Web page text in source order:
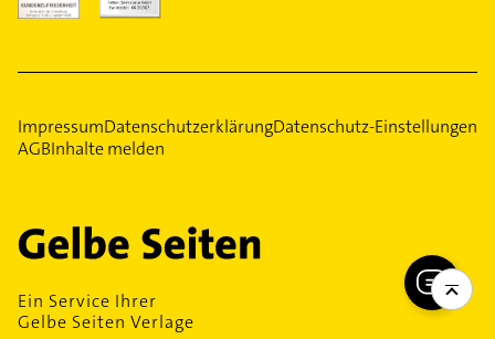
ImpressumDatenschutzerklärungDatenschutz-Einstellungen
AGBInhalte melden
Ein Service Ihrer
Gelbe Seiten Verlage